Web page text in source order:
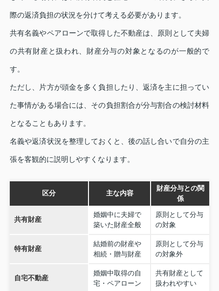
際の返済負担の状況を分けて考える必要があります。
共有名義やペアローンで取得した不動産は、原則として夫婦
の共有財産と扱われ、財産分与の対象となるのが一般的で
す。
ただし、片方が頭金を多く負担したり、返済を主に担ってい
た事情がある場合には、その負担割合が分与割合の検討材料
となることもあります。
名義や返済状況を整理しておくと、後の話し合いで自分の主
張を客観的に説明しやすくなります。
区分 主な内容
財産分与との関
係
共有財産
婚姻中に夫婦で
築いた財産全般
原則として分与
の対象
特有財産
結婚前の財産や
相続・贈与財産
原則として分与
の対象外
自宅不動産
婚姻中取得の自
宅・ペアローン
共有財産として
扱われやすい